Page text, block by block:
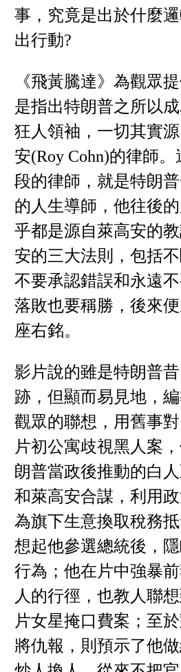
事，究竟是出於什麼
出行動?
《飛黃騰達》為觀眾
是指出特朗普之所以
狂人領袖，一切其實
安(Roy Cohn)的律師
段的律師，就是特朗
的人生導師，他往後
乎都是源自萊高安的
安的三大法則，包括不
不要承認錯誤和永遠
落敗也要稱勝，後來
座右銘。
影片說的雖是特朗普
跡，但顯而易見地，
觀眾的聯想，用舊事
片初公寓歧視黑人案
朗普當政後推動的白
和萊高安合謀，利用政
為旗下生意換取稅務
想起他參選總統後，
行為；他在片中強暴
人的行徑，也教人聯
片女星掩口費案；至
將仇報，則預示了他